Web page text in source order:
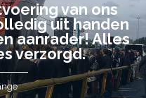
van ons
uit handen
aanrader! Alles
verzorgd.